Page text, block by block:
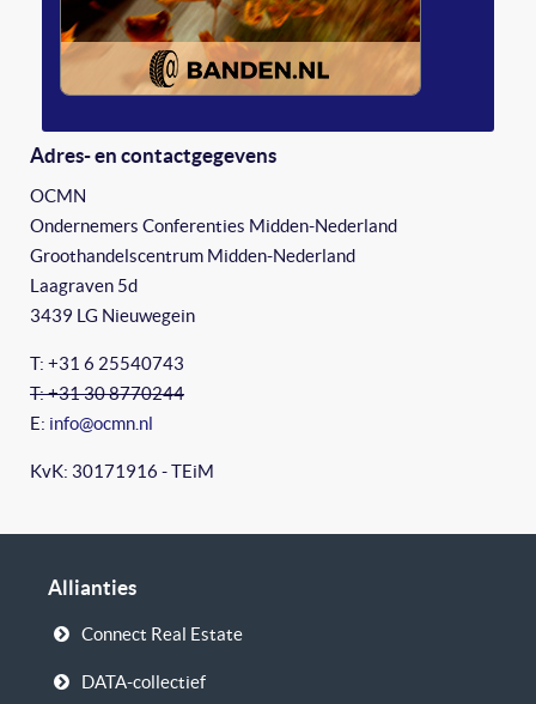
Adres- en contactgegevens
OCMN
Ondernemers Conferenties Midden-Nederland
Groothandelscentrum Midden-Nederland
Laagraven 5d
3439 LG Nieuwegein
T: +31 6 25540743
T: +31 30 8770244
E: info@ocmn.nl
KvK: 30171916 - TEiM
Allianties
Connect Real Estate
DATA-collectief